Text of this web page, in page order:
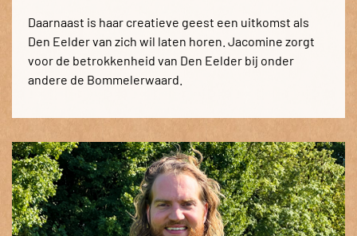
Daarnaast is haar creatieve geest een uitkomst als
Den Eelder van zich wil laten horen. Jacomine zorgt
voor de betrokkenheid van Den Eelder bij onder
andere de Bommelerwaard.